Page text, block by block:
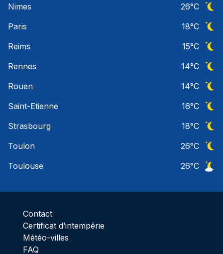
Nimes
26°C
Paris
18°C
Reims
15°C
Rennes
14°C
Rouen
14°C
Saint-Etienne
16°C
Strasbourg
18°C
Toulon
26°C
Toulouse
26°C
Contact
Certificat d’intempérie
Météo-villes
FAQ